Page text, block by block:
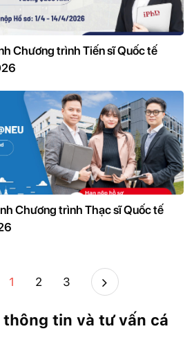
Chương trình Tiến sĩ Quốc tế
Chương trình Thạc sĩ Quốc tế
1 2 3
tin và tư vấn cá